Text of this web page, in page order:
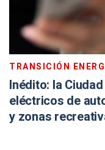
TRANSICIÓN
Inédito: la
eléctricos de
y zonas